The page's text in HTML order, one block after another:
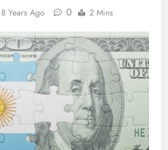
8 Years Ago 0 2 Mins